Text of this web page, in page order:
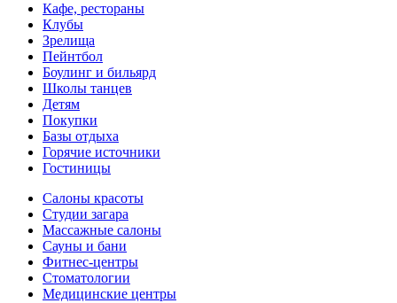
Кафе, рестораны
Клубы
Зрелища
Пейнтбол
Боулинг и бильярд
Школы танцев
Детям
Покупки
Базы отдыха
Горячие источники
Гостиницы
Салоны красоты
Студии загара
Массажные салоны
Сауны и бани
Фитнес-центры
Стоматологии
Медицинские центры